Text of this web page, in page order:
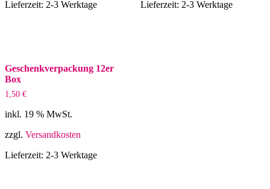
Lieferzeit: 2-3 Werktage
Lieferzeit: 2-3 Werktage
Geschenkverpackung 12er
Box
1,50 €
inkl. 19 % MwSt.
zzgl. Versandkosten
Lieferzeit: 2-3 Werktage